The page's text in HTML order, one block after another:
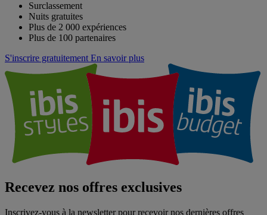
Surclassement
Nuits gratuites
Plus de 2 000 expériences
Plus de 100 partenaires
S'inscrire gratuitement En savoir plus
Recevez nos offres exclusives
Inscrivez-vous à la newsletter pour recevoir nos dernières offres